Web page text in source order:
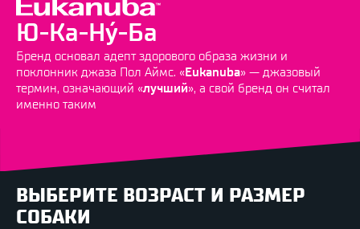
Ю-Ка-Ну́-Ба
Бренд основал адепт здорового образа жизни и
поклонник джаза Пол Аймс. «Eukanuba» — джазовый
термин, означающий «лучший», а свой бренд он считал
именно таким
ВЫБЕРИТЕ ВОЗРАСТ И РАЗМЕР
СОБАКИ